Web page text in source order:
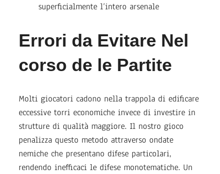
superficialmente l’intero arsenale
Errori da Evitare Nel
corso de le Partite
Molti giocatori cadono nella trappola di edificare
eccessive torri economiche invece di investire in
strutture di qualità maggiore. Il nostro gioco
penalizza questo metodo attraverso ondate
nemiche che presentano difese particolari,
rendendo inefficaci le difese monotematiche. Un